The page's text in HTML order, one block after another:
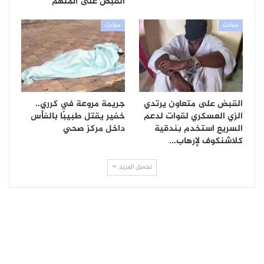
حوادث
القبض على متعاون يرتدي
الزي العسكري لقوات لدعم
السريع استخدم بندقية
كلاشنكوف لإرهاب…
حوادث
جريمة مروعة في كرري..
خفير يقتل طبيبًا بالفأس
داخل مركز صحي
تحميل المزيد